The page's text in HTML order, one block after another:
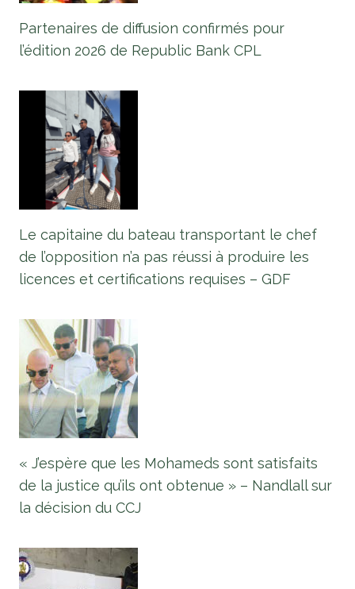
Partenaires de diffusion confirmés pour
l’édition 2026 de Republic Bank CPL
Le capitaine du bateau transportant le chef
de l’opposition n’a pas réussi à produire les
licences et certifications requises – GDF
« J’espère que les Mohameds sont satisfaits
de la justice qu’ils ont obtenue » – Nandlall sur
la décision du CCJ